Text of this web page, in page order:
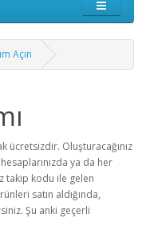
Açın
ücretsizdir. Oluşturacağınız
ya da her
takip kodu ile gelen
satın aldığında,
Şu anki geçerli